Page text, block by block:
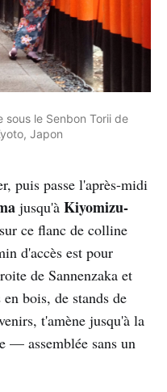
sous le Senbon Torii de
Japon
puis passe l'après-midi
jusqu'à Kiyomizu-
ce flanc de colline
d'accès est pour
de Sannenzaka et
bois, de stands de
t'amène jusqu'à la
— assemblée sans un